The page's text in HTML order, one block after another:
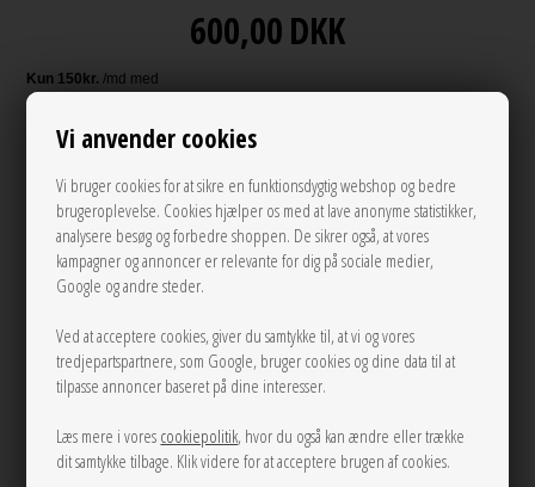
Vi anvender cookies
Vi bruger cookies for at sikre en funktionsdygtig webshop og bedre
brugeroplevelse. Cookies hjælper os med at lave anonyme statistikker,
analysere besøg og forbedre shoppen. De sikrer også, at vores
kampagner og annoncer er relevante for dig på sociale medier,
Google og andre steder.
Ved at acceptere cookies, giver du samtykke til, at vi og vores
tredjepartspartnere, som Google, bruger cookies og dine data til at
tilpasse annoncer baseret på dine interesser.
Læs mere i vores cookiepolitik, hvor du også kan ændre eller trække
dit samtykke tilbage. Klik videre for at acceptere brugen af cookies.
600,00DKK
Andre varianter
UDSOLGT
LÆG I KURVEN